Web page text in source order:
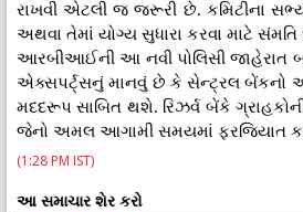
રાખવી એટલી જ જરૂરી છે. કમિટીના
અથવા તેમાં યોગ્ય સુધારા કરવા માટે સંમતિ
આરબીઆઈની આ નવી પોલિસી જાહેરાત
એક્સપર્ટ્સનું માનવું છે કે સેન્ટ્રલ બેંકનો આ
મદદરૂપ સાબિત થશે. રિઝર્વ બેંકે
જેનો અમલ આગામી સમયમાં ફરજિયાત
(1:28 PM IST)
આ સમાચાર શેર કરો